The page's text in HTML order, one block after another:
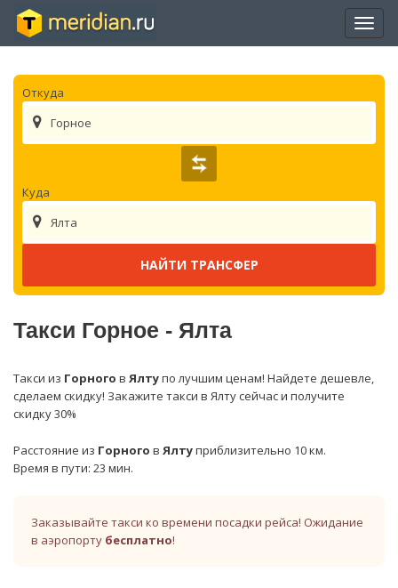
Откуда
Горное
Куда
Ялта
Такси Горное - Ялта
Такси из Горного в Ялтупо лучшим ценам! Найдете дешевле,
сделаем скидку! Закажите такси в Ялту сейчас и получите
скидку 30%
Расстояние из Горного в Ялтуприблизительно 10 км.
Время в пути: 23 мин.
Заказывайте такси ко времени посадки рейса! Ожидание
в аэропорту бесплатно!